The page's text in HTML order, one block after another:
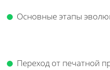
Основные этапы
Переход от печатной